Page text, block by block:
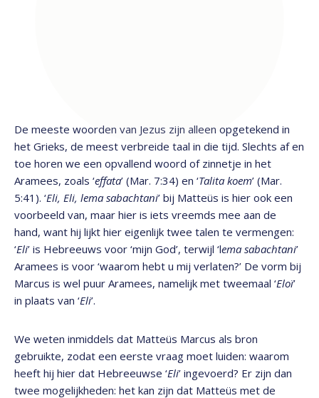
De meeste woorden van Jezus zijn alleen opgetekend in
het Grieks, de meest verbreide taal in die tijd. Slechts af en
toe horen we een opvallend woord of zinnetje in het
Aramees, zoals ‘effata’ (Mar. 7:34) en ‘Talita koem’ (Mar.
5:41). ‘Eli, Eli, lema sabachtani’ bij Matteüs is hier ook een
voorbeeld van, maar hier is iets vreemds mee aan de
hand, want hij lijkt hier eigenlijk twee talen te vermengen:
‘Eli’ is Hebreeuws voor ‘mijn God’, terwijl ‘lema sabachtani’
Aramees is voor ‘waarom hebt u mij verlaten?’ De vorm bij
Marcus is wel puur Aramees, namelijk met tweemaal ‘Eloï’
in plaats van ‘Eli’.
We weten inmiddels dat Matteüs Marcus als bron
gebruikte, zodat een eerste vraag moet luiden: waarom
heeft hij hier dat Hebreeuwse ‘Eli’ ingevoerd? Er zijn dan
twee mogelijkheden: het kan zijn dat Matteüs met de